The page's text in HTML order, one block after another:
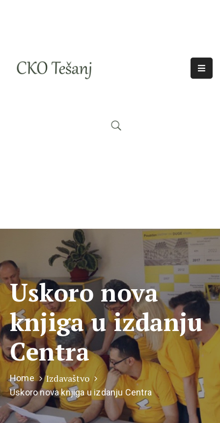
Historija
Uskoro nova
knjiga u izdanju
Centra
Home Izdavaštvo
Uskoro nova knjiga u izdanju Centra